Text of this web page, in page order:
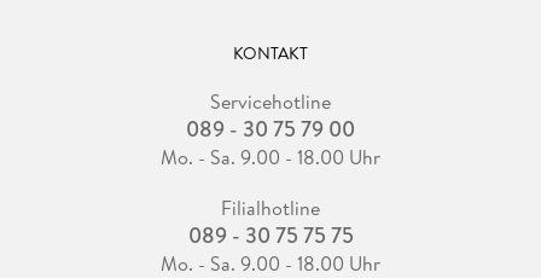
KONTAKT
Servicehotline
089 - 30 75 79 00
Mo. - Sa. 9.00 - 18.00 Uhr
Filialhotline
089 - 30 75 75 75
Mo. - Sa. 9.00 - 18.00 Uhr